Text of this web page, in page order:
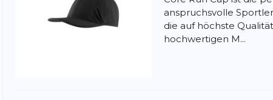
anspruchsvolle
die auf höchste
hochwertigen M...